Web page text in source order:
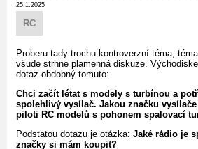
25.1.2025
RC
Proberu tady trochu kontroverzní téma,
všude strhne plamenná diskuze.
dotaz obdobný tomuto:
Chci začít létat s modely s turbínou a
spolehlivý vysílač. Jakou značku
piloti RC modelů s pohonem spalovací
Podstatou dotazu je otázka: Jaké rádio je
značky si mám koupit?